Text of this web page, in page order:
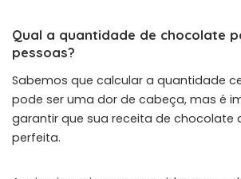
Qual a quantidade de chocolate
pessoas?
Sabemos que calcular a quantidade
pode ser uma dor de cabeça, mas é
garantir que sua receita de chocolate
perfeita.